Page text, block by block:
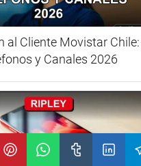
al Cliente Movistar Chile:
y Canales 2026